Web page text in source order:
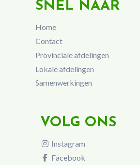
SNEL NAAR
Home
Contact
Provinciale afdelingen
Lokale afdelingen
Samenwerkingen
VOLG ONS
Instagram
Facebook